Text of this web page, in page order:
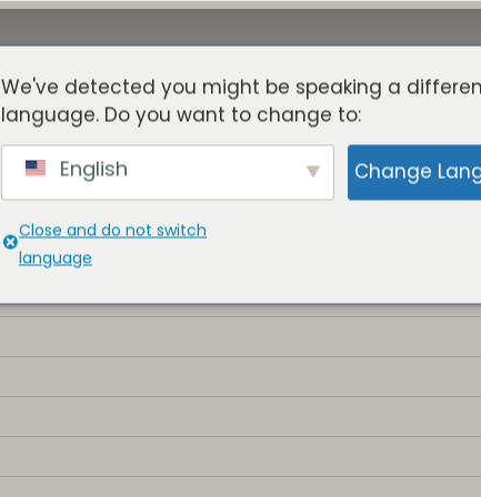
ÜberTürmeVorteileBlogMitglieder
We've detected you might be speaking a
language. Do you want to change to:
English Change
Close and do not switch
language